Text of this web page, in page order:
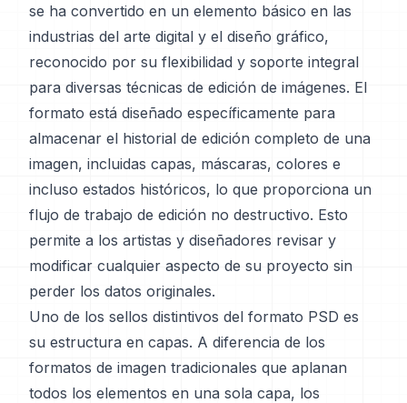
se ha convertido en un elemento básico en las
industrias del arte digital y el diseño gráfico,
reconocido por su flexibilidad y soporte integral
para diversas técnicas de edición de imágenes. El
formato está diseñado específicamente para
almacenar el historial de edición completo de una
imagen, incluidas capas, máscaras, colores e
incluso estados históricos, lo que proporciona un
flujo de trabajo de edición no destructivo. Esto
permite a los artistas y diseñadores revisar y
modificar cualquier aspecto de su proyecto sin
perder los datos originales.
Uno de los sellos distintivos del formato PSD es
su estructura en capas. A diferencia de los
formatos de imagen tradicionales que aplanan
todos los elementos en una sola capa, los